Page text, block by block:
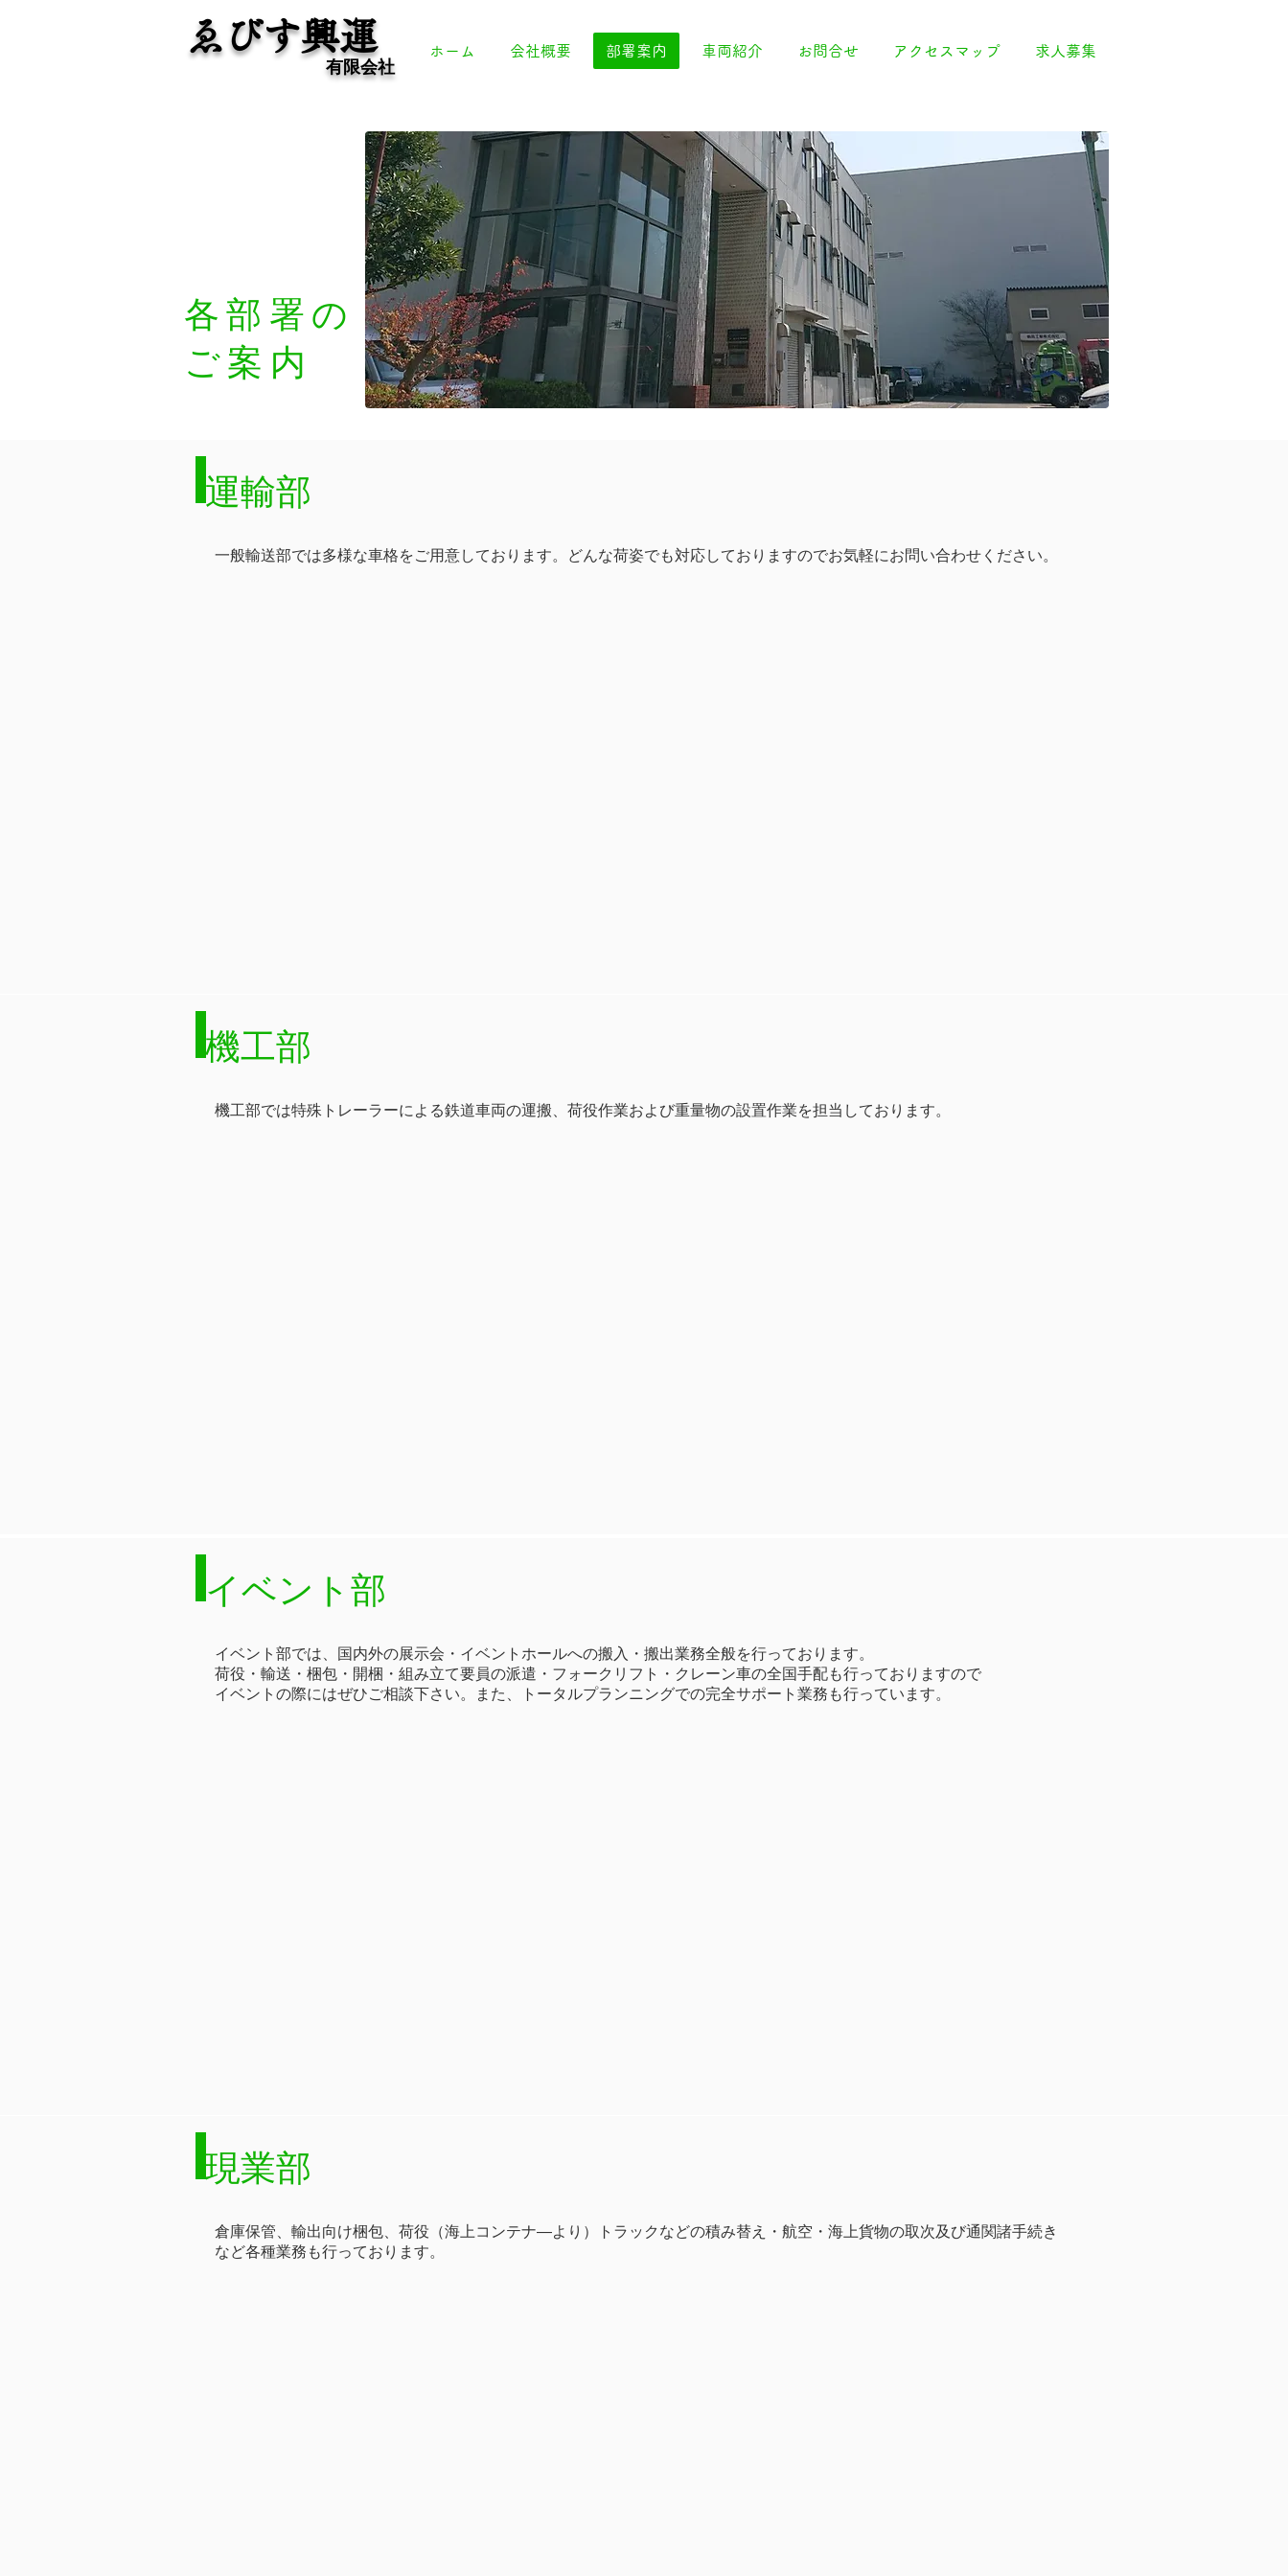
ゑびす興運
有限会社
ホーム 会社概要 部署案内 車両紹介 お問合せ アクセスマップ 求人募集
各部署の
ご案内
運輸部
一般輸送部では多様な車格をご用意しております。どんな荷姿でも対応しておりますのでお気軽にお問い合わせください。
機工部
機工部では特殊トレーラーによる鉄道車両の運搬、荷役作業および重量物の設置作業を担当しております。
イベント部
イベント部では、国内外の展示会・イベントホールへの搬入・搬出業務全般を行っております。
荷役・輸送・梱包・開梱・組み立て要員の派遣・フォークリフト・クレーン車の全国手配も行っておりますので
イベントの際にはぜひご相談下さい。また、トータルプランニングでの完全サポート業務も行っています。
現業部
倉庫保管、輸出向け梱包、荷役（海上コンテナ―より）トラックなどの積み替え・航空・海上貨物の取次及び通関諸手続き
など各種業務も行っております。